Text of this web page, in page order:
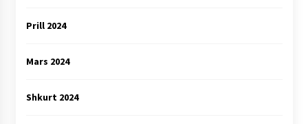
Prill 2024
Mars 2024
Shkurt 2024